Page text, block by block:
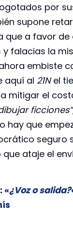
por
supone
que a favor de
y falacias la
embiste
aquí al 21Nel
mitigar el
ficciones”
hay que
seguro
ataje el
«¿Voz o salida?